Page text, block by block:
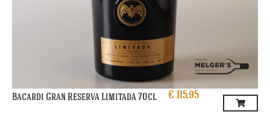
Bacardi Gran Reserva Limitada 70cl € 115,95